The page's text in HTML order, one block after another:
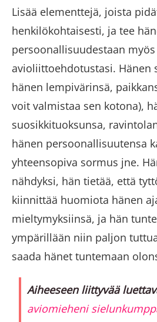
Lisää elementtejä, joista
henkilökohtaisesti, ja tee
persoonallisuudestaan
avioliittoehdotustasi. Hänen
hänen lempivärinsä,
voit valmistaa sen kotona),
suosikkituoksunsa,
hänen persoonallisuutensa
yhteensopiva sormus jne.
nähdyksi, hän tietää, että
kiinnittää huomiota hänen
mieltymyksiinsä, ja hän
ympärillään niin paljon
saada hänet tuntemaan
Aiheeseen liittyvää
aviomieheni